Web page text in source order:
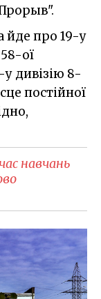
йде про 19-у
ої
у дивізію 8-
постійної
навчань